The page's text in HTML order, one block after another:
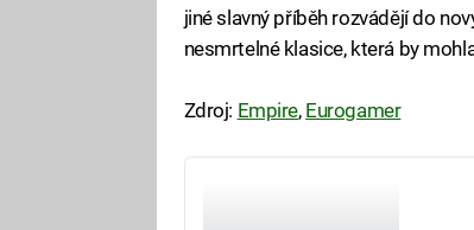
jiné slavný příběh rozvádějí do
nesmrtelné klasice, která by
Zdroj: Empire, Eurogamer